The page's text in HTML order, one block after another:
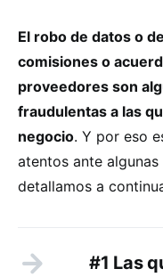
El robo de datos o
comisiones o
proveedores son
fraudulentas a las
negocio. Y por eso
atentos ante
detallamos a
#1 Las